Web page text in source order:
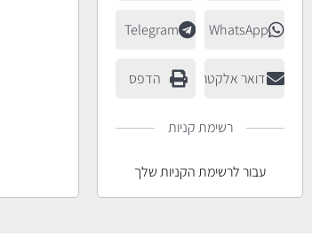
WhatsApp
Telegram
דואר אלקטרוני הדפס
רשימת קניות
עבור לרשימת הקניות שלך